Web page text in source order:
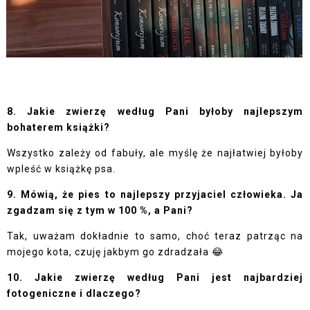
8. Jakie zwierzę według Pani byłoby najlepszym
bohaterem książki?
Wszystko zależy od fabuły, ale myślę że najłatwiej byłoby
wpleść w książkę psa.
9. Mówią, że pies to najlepszy przyjaciel człowieka. Ja
zgadzam się z tym w 100 %, a Pani?
Tak, uważam dokładnie to samo, choć teraz patrząc na
mojego kota, czuję jakbym go zdradzała 😂
10. Jakie zwierzę według Pani jest najbardziej
fotogeniczne i dlaczego?